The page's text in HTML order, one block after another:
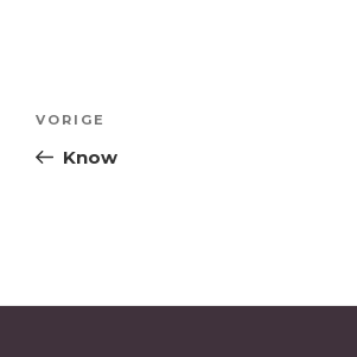
Vorig
bericht
VORIGE
Know